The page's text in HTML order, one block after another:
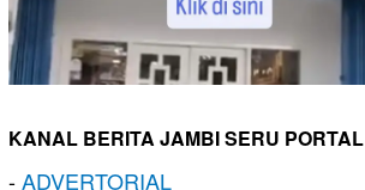
KANAL BERITA JAMBI SERU PORTAL
-ADVERTORIAL